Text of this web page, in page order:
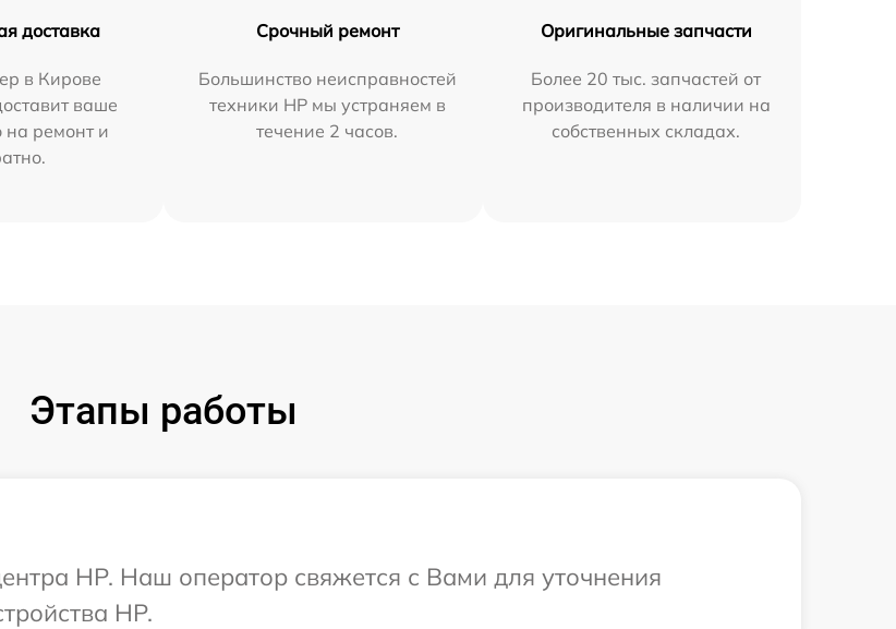
доставка
в Кирове
ваше
на ремонт и
Срочный ремонт
Большинство неисправностей
техники HP мы устраняем в
течение 2 часов.
Оригинальные запчасти
Более 20 тыс. запчастей от
производителя в наличии на
собственных складах.
Этапы работы
HP. Наш оператор свяжется с Вами для уточнения
HP.